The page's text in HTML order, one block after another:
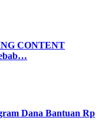
CONTENT
Dana Bantuan Rp